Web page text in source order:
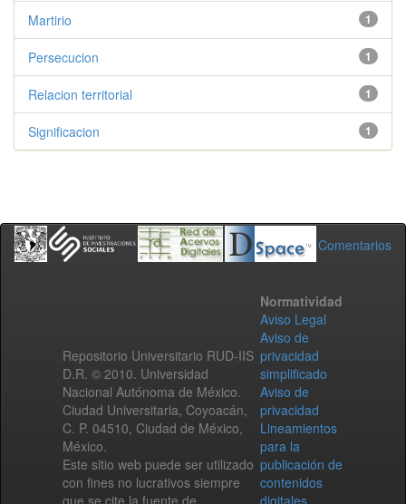
1
Martirio
1
Persecucion
1
Relacion territorial
1
Significacion
Comentarios
Repositorio Universitario RUD-IIS
D.R. © 2010. Universidad
Nacional Autónoma de México.
Ciudad Universitaria, Coyoacán,
C. P. 04510, Ciudad de México,
México.
Este sitio web puede ser utilizado
con fines no lucrativos siempre
que se cite la fuente de
Normatividad
Aviso Legal
Aviso de
privacidad
simplificado
Aviso de
privacidad
Lineamientos
para la
publicación de
contenidos
digitales